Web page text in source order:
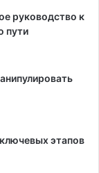
руководство к
пути
этапов